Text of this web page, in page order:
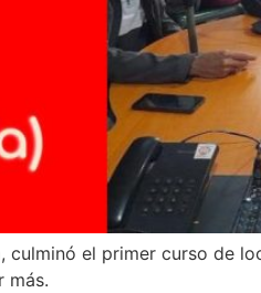
el primer curso de
más.